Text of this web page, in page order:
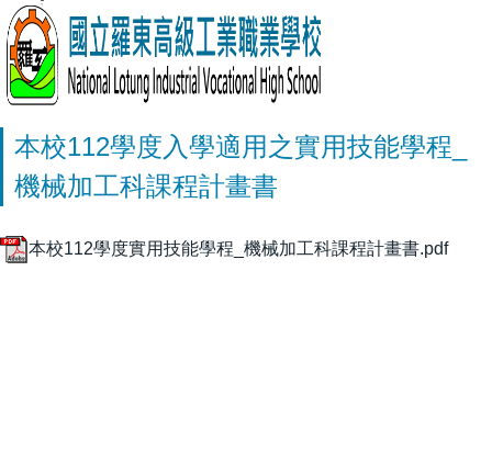
本校112學度入學適用之實用技能學程_
機械加工科課程計畫書
本校112學度實用技能學程_機械加工科課程計畫書.pdf